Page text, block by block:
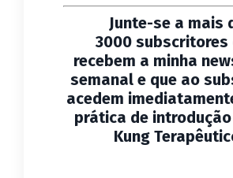
Junte-se a mais
3000 subscritores
recebem a minha
semanal e que ao
acedem
prática de introdução
Kung